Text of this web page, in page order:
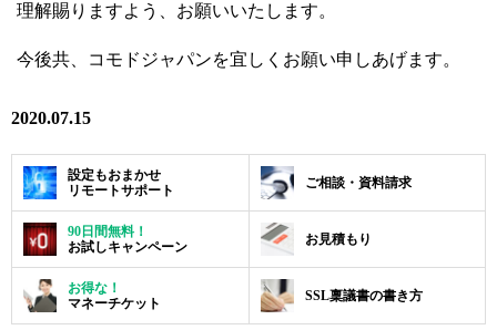
理解賜りますよう、お願いいたします。
今後共、コモドジャパンを宜しくお願い申しあげます。
2020.07.15
設定もおまかせ
リモートサポート
ご相談・資料請求
90日間無料！
お試しキャンペーン
お見積もり
お得な！
マネーチケット
SSL稟議書の書き方